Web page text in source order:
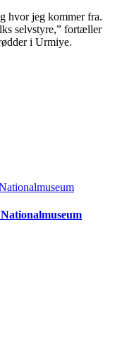
hvor jeg kommer fra.
selvstyre,” fortæller
i Urmiye.